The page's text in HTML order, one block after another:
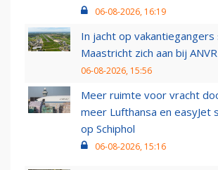
06-08-2026, 16:19
In jacht op
Maastricht zich aan bij ANVR
06-08-2026, 15:56
Meer ruimte voor vracht
meer Lufthansa en easyJet
op Schiphol
06-08-2026, 15:16